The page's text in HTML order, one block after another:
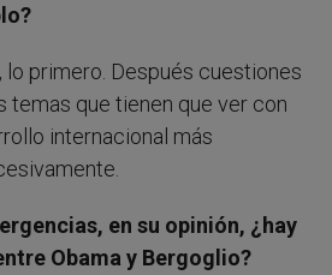
lo primero. Después cuestiones
temas que tienen que ver con
internacional más
en su opinión, ¿hay
Obama y Bergoglio?